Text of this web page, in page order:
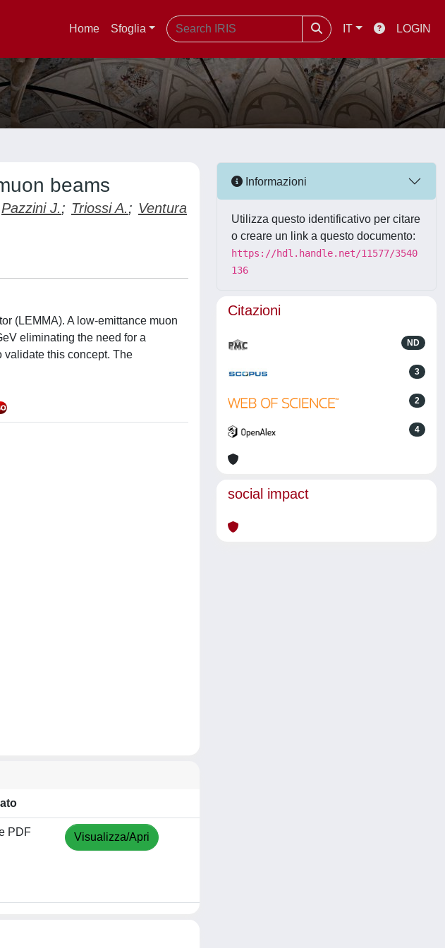
Home Sfoglia IT LOGIN
beams
Pazzini J.; Triossi A.; Ventura
(LEMMA). A low-emittance muon
eliminating the need for a
validate this concept. The
PDF Visualizza/Apri
Informazioni
Utilizza questo identificativo per citare
o creare un link a questo documento:
https://hdl.handle.net/11577/3540
136
Citazioni
ND
3
2
4
social impact